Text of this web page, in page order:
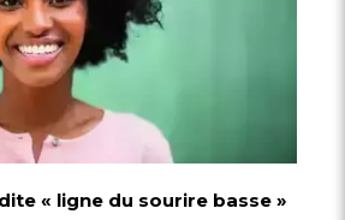
« ligne du sourire basse »